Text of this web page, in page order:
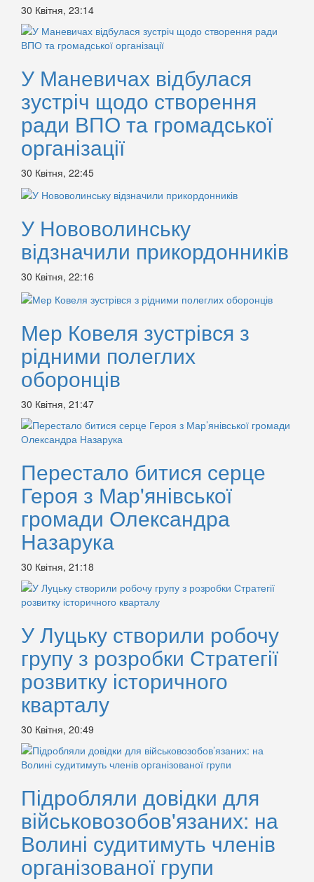
30 Квітня, 23:14
У Маневичах відбулася
зустріч щодо створення
ради ВПО та громадської
організації
30 Квітня, 22:45
У Нововолинську
відзначили прикордонників
30 Квітня, 22:16
Мер Ковеля зустрівся з
рідними полеглих
оборонців
30 Квітня, 21:47
Перестало битися серце
Героя з Мар'янівської
громади Олександра
Назарука
30 Квітня, 21:18
У Луцьку створили робочу
групу з розробки Стратегії
розвитку історичного
кварталу
30 Квітня, 20:49
Підробляли довідки для
військовозобов'язаних: на
Волині судитимуть членів
організованої групи